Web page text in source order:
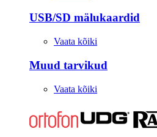
USB/SD mälukaardid
Vaata kõiki
Muud tarvikud
Vaata kõiki